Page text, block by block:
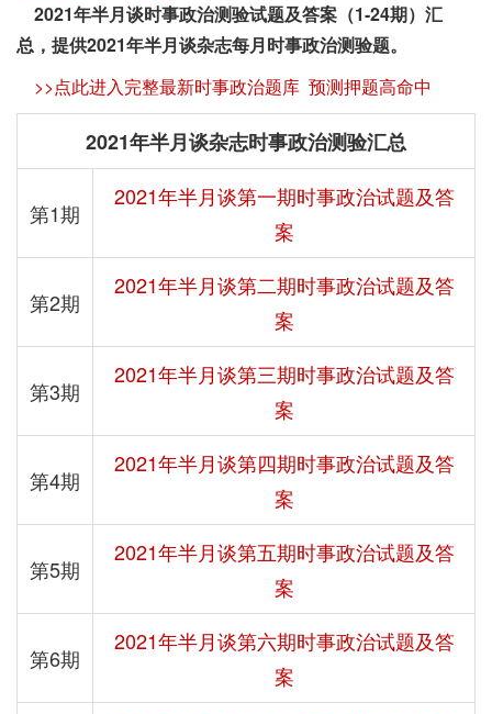
2021年半月谈时事政治测验试题及答案（1-24期）汇
总，提供2021年半月谈杂志每月时事政治测验题。
>>点此进入完整最新时事政治题库 预测押题高命中
2021年半月谈杂志时事政治测验汇总
第1期
2021年半月谈第一期时事政治试题及答
案
第2期
2021年半月谈第二期时事政治试题及答
案
第3期
2021年半月谈第三期时事政治试题及答
案
第4期
2021年半月谈第四期时事政治试题及答
案
第5期
2021年半月谈第五期时事政治试题及答
案
第6期
2021年半月谈第六期时事政治试题及答
案